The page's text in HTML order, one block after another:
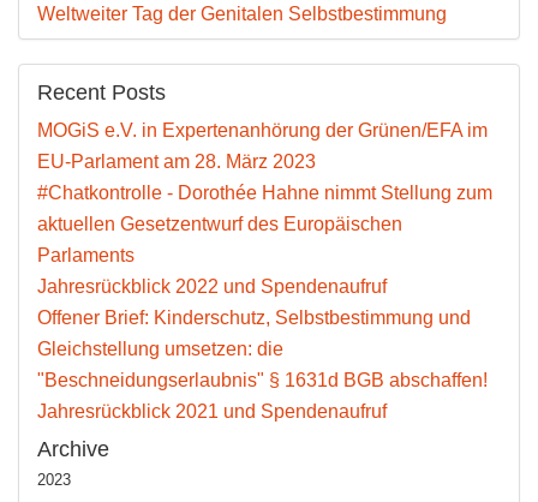
Weltweiter Tag der Genitalen Selbstbestimmung
Recent Posts
MOGiS e.V. in Expertenanhörung der Grünen/EFA im
EU-Parlament am 28. März 2023
#Chatkontrolle - Dorothée Hahne nimmt Stellung zum
aktuellen Gesetzentwurf des Europäischen
Parlaments
Jahresrückblick 2022 und Spendenaufruf
Offener Brief: Kinderschutz, Selbstbestimmung und
Gleichstellung umsetzen: die
"Beschneidungserlaubnis" § 1631d BGB abschaffen!
Jahresrückblick 2021 und Spendenaufruf
Archive
2023